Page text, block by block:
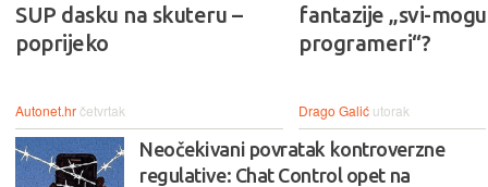
SUP dasku na skuteru –
poprijeko
Autonet.hrčetvrtak
fantazije „svi-
programeri“?
Drago Galić utorak
Neočekivani povratak kontroverzne
regulative: Chat Control opet na